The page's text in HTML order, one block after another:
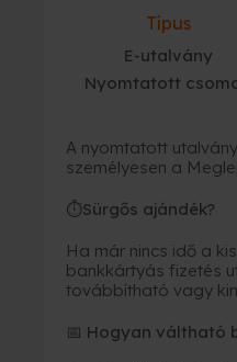
Típus
E-utalvány
Nyomtatott
A nyomtatott
személyesen a
⏱Sürgős ajándék?
Ha már nincs idő a
bankkártyás fizetés
továbbítható vagy
📅 Hogyan váltható